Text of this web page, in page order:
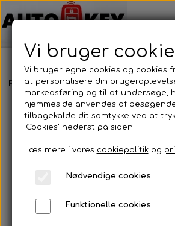
Forside Bilnøgler Volkswagen
Vi bruger
Vi bruger egne cookies og cookies
at personalisere din
markedsføring og til at undersøge,
hjemmeside anvendes af
tilbagekalde dit samtykke ved at
'Cookies' nederst på siden.
Læs mere i vores cookiepolitikog
Nødvendige cookies
Funktionelle cookies